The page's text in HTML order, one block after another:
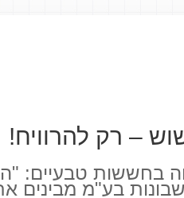
– רק להרוויח!
בחששות טבעיים:
בע"מ מבינים את